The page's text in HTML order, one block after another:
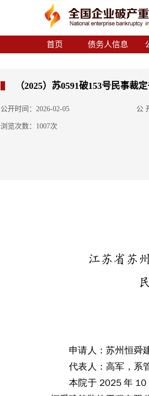
首页 债务人信息
（2025）苏0591破153号民事裁
公开时间：2026-02-05 公
浏览次数：1007次